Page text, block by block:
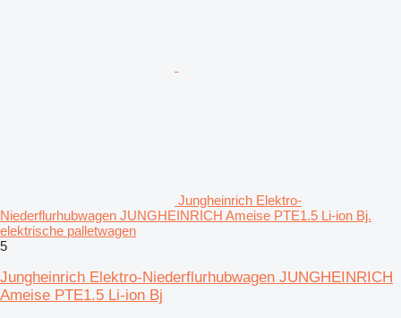
Jungheinrich Elektro-
Niederflurhubwagen JUNGHEINRICH Ameise PTE1.5 Li-ion Bj.
elektrische palletwagen
5
Jungheinrich Elektro-Niederflurhubwagen JUNGHEINRICH
Ameise PTE1.5 Li-ion Bj